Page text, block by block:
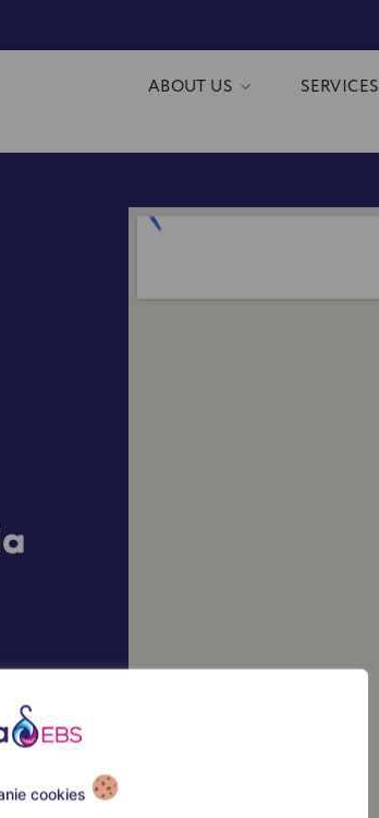
cookies
ABOUT US SERVICES